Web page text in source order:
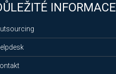
INFORMACE